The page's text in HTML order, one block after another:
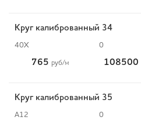
Круг калиброванный 34
40Х 0
765 руб/м 108500
Круг калиброванный 35
А12 0